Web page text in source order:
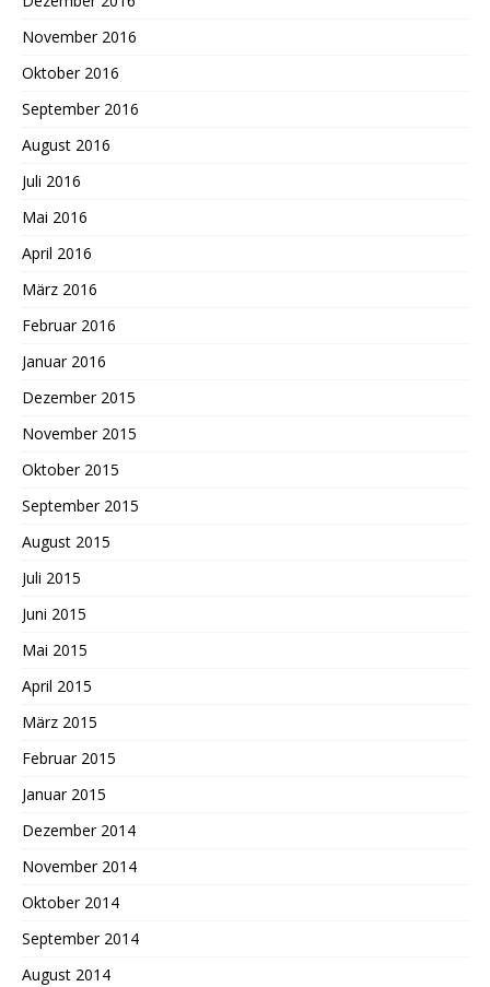
November 2016
Oktober 2016
September 2016
August 2016
Juli 2016
Mai 2016
April 2016
März 2016
Februar 2016
Januar 2016
Dezember 2015
November 2015
Oktober 2015
September 2015
August 2015
Juli 2015
Juni 2015
Mai 2015
April 2015
März 2015
Februar 2015
Januar 2015
Dezember 2014
November 2014
Oktober 2014
September 2014
August 2014